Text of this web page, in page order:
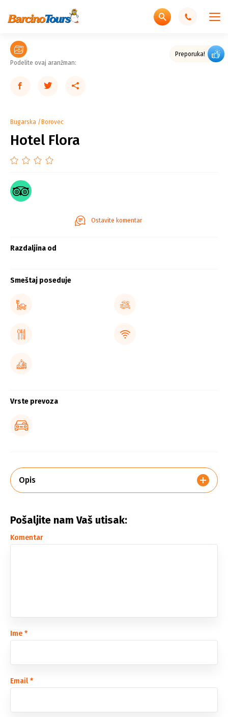
Preporuka!
Podelite ovaj aranžman:
Bugarska Borovec
Hotel Flora
Ostavite komentar
Razdaljina od
Smeštaj poseduje
Vrste prevoza
Opis
Pošaljite nam Vaš utisak:
Komentar
Ime *
Email *